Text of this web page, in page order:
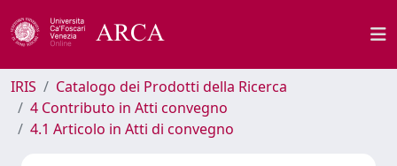
IRIS
Catalogo dei Prodotti della Ricerca
4 Contributo in Atti convegno
4.1 Articolo in Atti di convegno